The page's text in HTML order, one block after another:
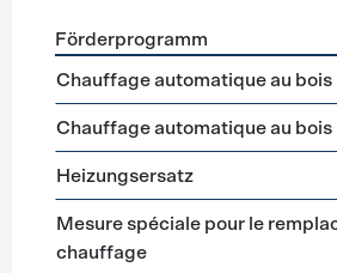
Förderprogramme Heizung
Förderprogramm
Chauffage automatique au bois
Chauffage automatique au bois
Heizungsersatz
Mesure spéciale pour le
chauffage